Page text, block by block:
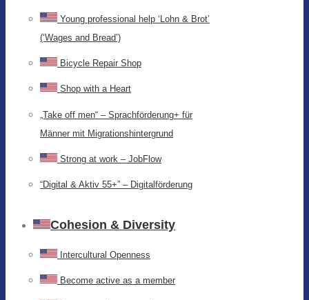
Young professional help ‘Lohn & Brot’
(‘Wages and Bread’)
Bicycle Repair Shop
Shop with a Heart
„Take off men“ – Sprachförderung+ für
Männer mit Migrationshintergrund
Strong at work – JobFlow
“Digital & Aktiv 55+” – Digitalförderung
Cohesion & Diversity
Intercultural Openness
Become active as a member